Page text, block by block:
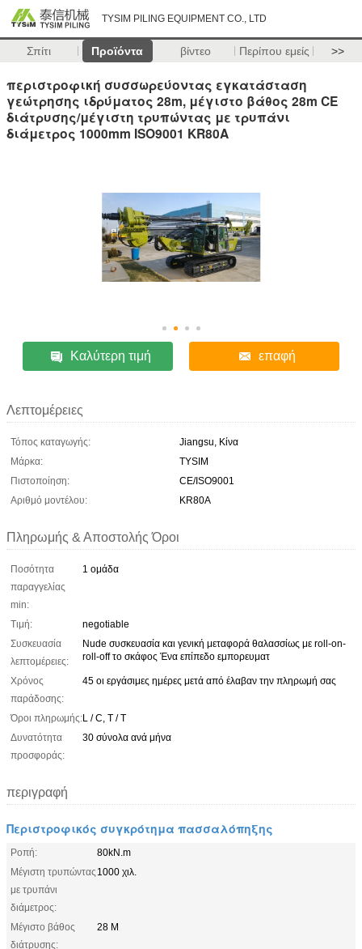
TYSIM PILING EQUIPMENT CO., LTD
Σπίτι Προϊόντα βίντεο Περίπου εμείς >>
περιστροφική συσσωρεύοντας εγκατάσταση
γεώτρησης ιδρύματος 28m, μέγιστο βάθος 28m CE
διάτρυσης/μέγιστη τρυπώντας με τρυπάνι
διάμετρος 1000mm ISO9001 KR80A
Καλύτερη τιμή επαφή
Λεπτομέρειες
Τόπος καταγωγής:
Jiangsu, Κίνα
Μάρκα:
TYSIM
Πιστοποίηση:
CE/ISO9001
Αριθμό μοντέλου:
KR80A
Πληρωμής & Αποστολής Όροι
Ποσότητα
παραγγελίας
min:
1 ομάδα
Τιμή:
negotiable
Συσκευασία
λεπτομέρειες:
Nude συσκευασία και γενική μεταφορά θαλασσίως με roll-on-
roll-off το σκάφος Ένα επίπεδο εμπορευματ
Χρόνος
παράδοσης:
45 οι εργάσιμες ημέρες μετά από έλαβαν την πληρωμή σας
Όροι πληρωμής:L / C, T / T
Δυνατότητα
προσφοράς:
30 σύνολα ανά μήνα
περιγραφή
Περιστροφικός συγκρότημα πασσαλόπηξης
Ροπή:
80kN.m
Μέγιστη τρυπώντας
με τρυπάνι
διάμετρος:
1000 χιλ.
Μέγιστο βάθος
διάτρυσης:
28 Μ